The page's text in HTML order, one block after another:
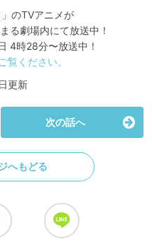
」のTVアニメが
る劇場内にて放送中！
4時28分〜放送中！
覧ください。
更新
次の話へ
へもどる